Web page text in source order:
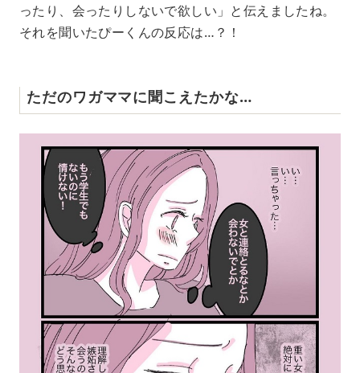
ったり、会ったりしないで欲しい」と伝えましたね。
それを聞いたぴーくんの反応は…？！
ただのワガママに聞こえたかな…